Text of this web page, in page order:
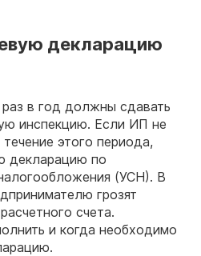
декларацию
в год должны сдавать
инспекцию. Если ИП не
этого периода,
декларацию по
(УСН). В
грозят
счета.
и когда необходимо